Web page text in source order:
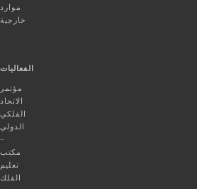
موارد
خارجية
الفعاليات
مؤتمر
الاتحاد
الفلكي
الدولي
–
مكتب
تعليم
الفلك